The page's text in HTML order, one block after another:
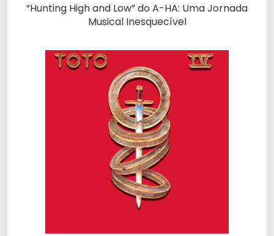
“Hunting High and Low” do A-HA: Uma Jornada
Musical Inesquecível